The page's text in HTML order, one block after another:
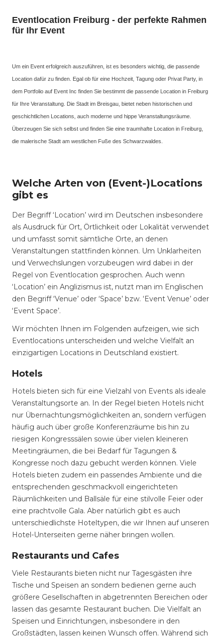
Eventlocation Freiburg - der perfekte Rahmen
für Ihr Event
Um ein Event erfolgreich auszuführen, ist es besonders wichtig, die passende
Location dafür zu finden. Egal ob für eine Hochzeit, Tagung oder Privat Party, in
dem Portfolio auf Event Inc finden Sie bestimmt die passende Location in Freiburg
für Ihre Veranstaltung. Die Stadt im Breisgau, bietet neben historischen und
geschichtlichen Locations, auch moderne und hippe Veranstaltungsräume.
Überzeugen Sie sich selbst und finden Sie eine traumhafte Location in Freiburg,
die malerische Stadt am westlichen Fuße des Schwarzwaldes.
Welche Arten von (Event-)Locations
gibt es
Der Begriff ‘Location’ wird im Deutschen insbesondere
als Ausdruck für Ort, Örtlichkeit oder Lokalität verwendet
und umfasst somit sämtliche Orte, an denen
Veranstaltungen stattfinden können. Um Unklarheiten
und Verwechslungen vorzubeugen wird dabei in der
Regel von Eventlocation gesprochen. Auch wenn
‘Location’ ein Anglizismus ist, nutzt man im Englischen
den Begriff ‘Venue’ oder ‘Space’ bzw. ‘Event Venue’ oder
‘Event Space’.
Wir möchten Ihnen im Folgenden aufzeigen, wie sich
Eventlocations unterscheiden und welche Vielfalt an
einzigartigen Locations in Deutschland existiert.
Hotels
Hotels bieten sich für eine Vielzahl von Events als ideale
Veranstaltungsorte an. In der Regel bieten Hotels nicht
nur Übernachtungsmöglichkeiten an, sondern verfügen
häufig auch über große Konferenzräume bis hin zu
riesigen Kongresssälen sowie über vielen kleineren
Meetingräumen, die bei Bedarf für Tagungen &
Kongresse noch dazu gebucht werden können. Viele
Hotels bieten zudem ein passendes Ambiente und die
entsprechenden geschmackvoll eingerichteten
Räumlichkeiten und Ballsäle für eine stilvolle Feier oder
eine prachtvolle Gala. Aber natürlich gibt es auch
unterschiedlichste Hoteltypen, die wir Ihnen auf unseren
Hotel-Unterseiten gerne näher bringen wollen.
Restaurants und Cafes
Viele Restaurants bieten nicht nur Tagesgästen ihre
Tische und Speisen an sondern bedienen gerne auch
größere Gesellschaften in abgetrennten Bereichen oder
lassen das gesamte Restaurant buchen. Die Vielfalt an
Speisen und Einrichtungen, insbesondere in den
Großstädten, lassen keinen Wunsch offen. Während sich